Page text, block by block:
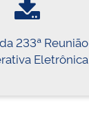
233ª Reunião
Eletrônica